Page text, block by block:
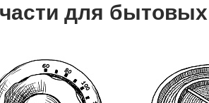
для бытовых